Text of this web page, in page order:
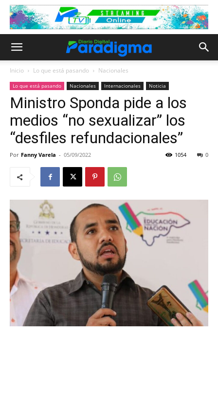
Inicio Lo que está pasando Nacionales
Lo que está pasando Nacionales Internacionales Noticia
Ministro Sponda pide a los
medios “no sexualizar” los
“desfiles refundacionales”
Por Fanny Varela - 05/09/2022 0
1054